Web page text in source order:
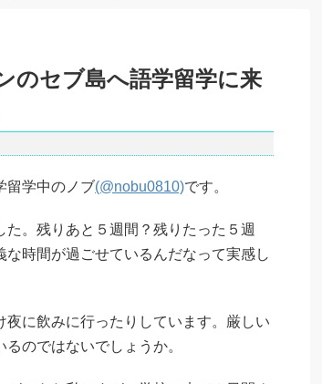
のセブ島へ語学留学に来
留学中のノブ(@nobu0810)です。
。残りあと５週間？残りたった５週
時間が過ごせているんだなって実感し
に飲みに行ったりしています。厳しい
のではないでしょうか。